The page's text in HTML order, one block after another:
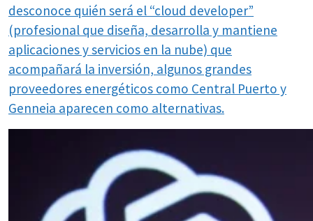
desconoce quién será el “cloud developer”
(profesional que diseña, desarrolla y mantiene
aplicaciones y servicios en la nube) que
acompañará la inversión, algunos grandes
proveedores energéticos como Central Puerto y
Genneia aparecen como alternativas.